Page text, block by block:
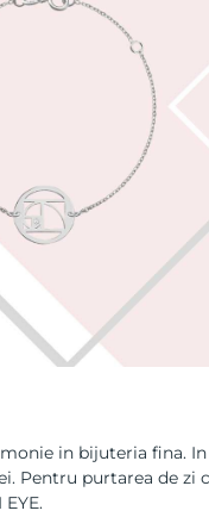
in bijuteria fina.
Pentru purtarea de zi